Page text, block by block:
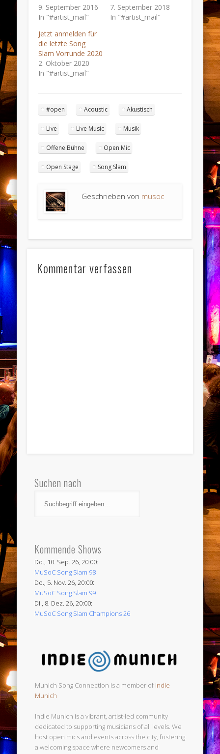
9. September 2016
In "#artist_mail"
7. September 2018
In "#artist_mail"
Jetzt anmelden für
die letzte Song
Slam Vorrunde 2020
2. Oktober 2020
In "#artist_mail"
#open Acoustic Akustisch
Live Live Music Musik
Offene Bühne Open Mic
Open Stage Song Slam
Geschrieben von musoc
Kommentar verfassen
Suchen nach
Kommende Shows
Do., 10. Sep. 26, 20:00:
MuSoC Song Slam 98
Do., 5. Nov. 26, 20:00:
MuSoC Song Slam 99
Di., 8. Dez. 26, 20:00:
MuSoC Song Slam Champions 26
Munich Song Connection is a member ofIndie
Munich
Indie Munich is a vibrant, artist-led community
dedicated to supporting musicians of all levels. We
host open mics and events across the city, fostering
a welcoming space where newcomers and